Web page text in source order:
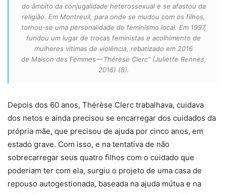
do âmbito da conjugalidade heterossexual e se afastou da
religião. Em Montreuil, para onde se mudou com os filhos,
tornou-se uma personalidade do feminismo local. Em 1997,
fundou um lugar de trocas feministas e acolhimento de
mulheres vítimas de violência, rebatizado em 2016
de Maison des Femmes— Thérèse Clerc” (Juliette Rennes,
2016) (8).
Depois dos 60 anos, Thérèse Clerc trabalhava, cuidava
dos netos e ainda precisou se encarregar dos cuidados da
própria mãe, que precisou de ajuda por cinco anos, em
estado grave. Com isso, e na tentativa de não
sobrecarregar seus quatro filhos com o cuidado que
poderiam ter com ela, surgiu o projeto de uma casa de
repouso autogestionada, baseada na ajuda mútua e na